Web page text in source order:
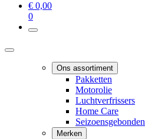
€ 0,00
0
Ons assortiment
Pakketten
Motorolie
Luchtverfrissers
Home Care
Seizoensgebonden
Merken